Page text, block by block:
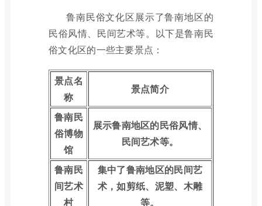
鲁南民俗文化区展示了鲁南地区的
民俗风情、民间艺术等。以下是鲁南民
俗文化区的一些主要景点：
景点名
称
景点简介
鲁南民
俗博物
馆
展示鲁南地区的民俗风情、
民间艺术等。
鲁南民
间艺术
村
集中了鲁南地区的民间艺
术，如剪纸、泥塑、木雕
等。